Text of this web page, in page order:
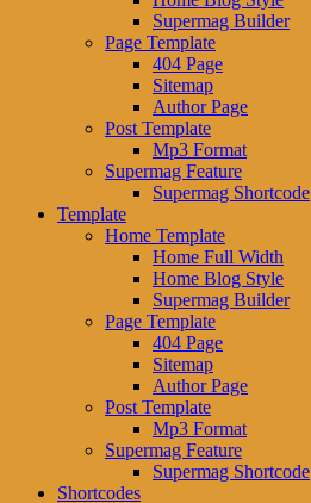
Supermag Builder
Page Template
404 Page
Sitemap
Author Page
Post Template
Mp3 Format
Supermag Feature
Supermag Shortcode
Template
Home Template
Home Full Width
Home Blog Style
Supermag Builder
Page Template
404 Page
Sitemap
Author Page
Post Template
Mp3 Format
Supermag Feature
Supermag Shortcode
Shortcodes